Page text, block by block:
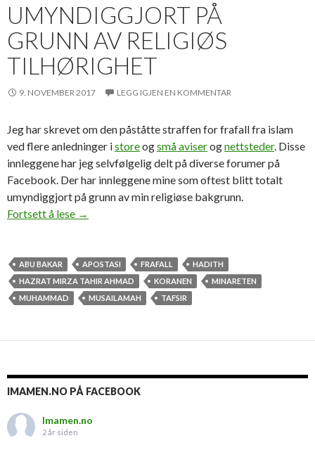
UMYNDIGGJORT PÅ
GRUNN AV RELIGIØS
TILHØRIGHET
9. NOVEMBER 2017 LEGG IGJEN EN KOMMENTAR
Jeg har skrevet om den påståtte straffen for frafall fra islam
ved flere anledninger istoreogsmå aviserognettsteder. Disse
innleggene har jeg selvfølgelig delt på diverse forumer på
Facebook. Der har innleggene mine som oftest blitt totalt
umyndiggjort på grunn av min religiøse bakgrunn.
Fortsett å lese Umyndiggjort på grunn av religiøs tilhørighet
→
ABU BAKAR APOSTASI FRAFALL
HADITH
HAZRAT MIRZA TAHIR AHMAD
KORANEN
MINARETEN
MUHAMMAD
MUSAILAMAH TAFSIR
IMAMEN.NO PÅ FACEBOOK
Imamen.no
2 år siden